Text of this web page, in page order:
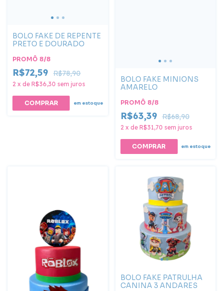
BOLO FAKE DE REPENTE
PRETO E DOURADO
PROMÔ 8/8
R$72,59 R$78,90
2 x de R$36,30 sem juros
COMPRAR em estoque
BOLO FAKE MINIONS
AMARELO
PROMÔ 8/8
R$63,39 R$68,90
2 x de R$31,70 sem juros
COMPRAR em estoque
BOLO FAKE PATRULHA
CANINA 3 ANDARES